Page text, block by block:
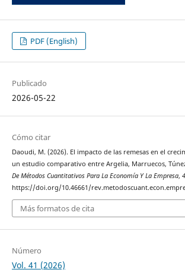
PDF (English)
Publicado
2026-05-22
Cómo citar
Daoudi, M. (2026). El impacto de las remesas en el
un estudio comparativo entre Argelia, Marruecos,
De Métodos Cuantitativos Para La Economía Y La Empresa,
https://doi.org/10.46661/
Más formatos de cita
Número
Vol. 41 (2026)